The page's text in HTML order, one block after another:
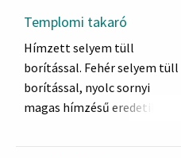
A papi méltóság koronája
Menachem Goldberger
ajándéka, családi címerével
Felirata:
ווילהעלם
סגאליטצער
תריה לפק
Sgalittzar
Templomi takaró
Hímzett selyem tüll
borítással. Fehér selyem tüll
borítással, nyolc sornyi
magas hímzésű eredetileg
szöveg.: